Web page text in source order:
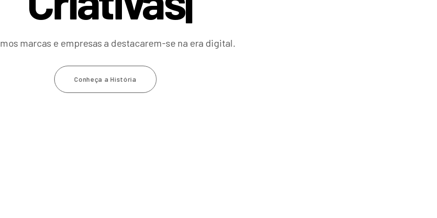
marcas e empresas a destacarem-se na era digital.
Conheça a História